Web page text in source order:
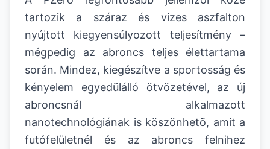
tartozik a száraz és vizes aszfalton
nyújtott kiegyensúlyozott teljesítmény –
mégpedig az abroncs teljes élettartama
során. Mindez, kiegészítve a sportosság és
kényelem egyedülálló ötvözetével, az új
abroncsnál alkalmazott
nanotechnológiának is köszönhetõ, amit a
futófelületnél és az abroncs felnihez